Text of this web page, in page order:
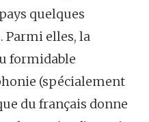
quelques
Parmi elles, la
formidable
(spécialement
du français donne